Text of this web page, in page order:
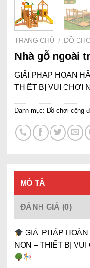
TRANG CHỦ / ĐỒ
Nhà gỗ ngoài
GIẢI PHÁP HOÀN
THIẾT BỊ VUI CHƠI
Danh mục: Đồ chơi cộng
MÔ TẢ
ĐÁNH GIÁ (0)
GIẢI PHÁP
NON – THIẾT BỊ